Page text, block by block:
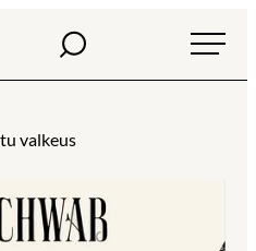
Haku
valkeus